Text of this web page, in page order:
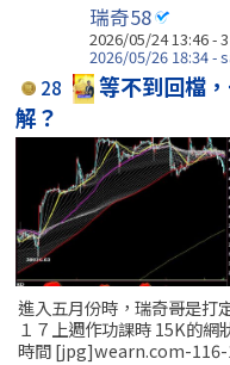
瑞奇58
2026/05/24 13:46 -
2026/05/26 18:34 -
28
等不到回檔
解？
進入五月份時，瑞奇哥是打
１７上週作功課時 15K的
時間 [jpg]wearn.com-